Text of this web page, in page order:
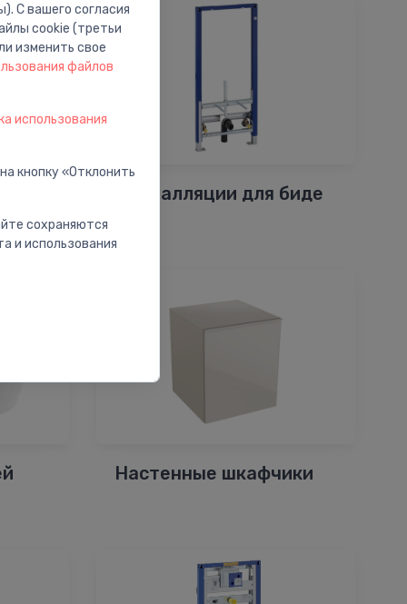
Инсталляции для биде
Настенные шкафчики
С вашего согласия
cookie (третьи
изменить свое
файлов
использования
кнопку «Отклонить
сохраняются
и использования